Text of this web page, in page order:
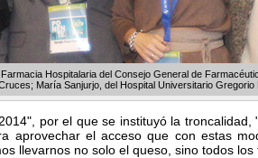
Hospitalaria del Consejo General de
María Sanjurjo, del Hospital Universitario
por el que se instituyó la
aprovechar el acceso que con estas
llevarnos no solo el queso, sino todos los